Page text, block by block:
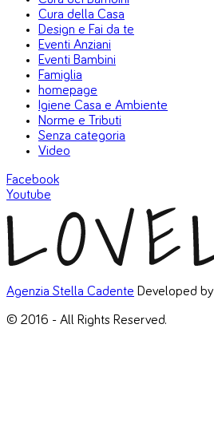
Cura della Casa
Design e Fai da te
Eventi Anziani
Eventi Bambini
Famiglia
homepage
Igiene Casa e Ambiente
Norme e Tributi
Senza categoria
Video
Facebook
Youtube
Agenzia Stella Cadente Developed by
© 2016 - All Rights Reserved.